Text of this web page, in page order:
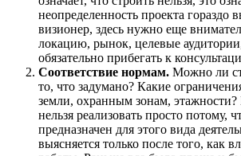
неопределенность проекта
визионер, здесь нужно еще
локацию, рынок, целевые
обязательно прибегать к
Соответствие нормам. Можно ли
то, что задумано? Какие
земли, охранным зонам, этажности?
нельзя реализовать просто потому,
предназначен для этого вида
выясняется только после того, как